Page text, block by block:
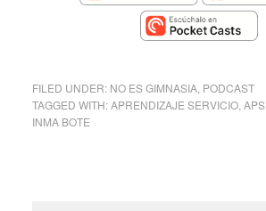
FILED UNDER: NO ES GIMNASIA, PODCAST
TAGGED WITH:APRENDIZAJE SERVICIO, APS,
INMA BOTE